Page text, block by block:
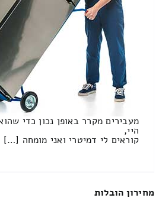
מעבירים מקרר באופן נכון כדי
היי,
קוראים לי דמיטרי ואני מומחה […]
מחירון הובלות